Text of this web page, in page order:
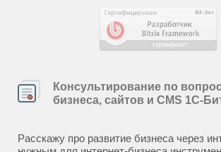
Консультирование по
бизнеса, сайтов и CMS 1С-
Расскажу про развитие бизнеса через